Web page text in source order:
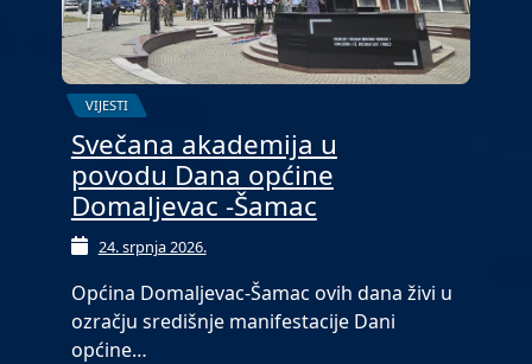
VIJESTI
Svečana akademija u
povodu Dana općine
Domaljevac -Šamac
24. srpnja 2026.
Općina Domaljevac-Šamac ovih dana živi u
ozračju središnje manifestacije Dani
općine…